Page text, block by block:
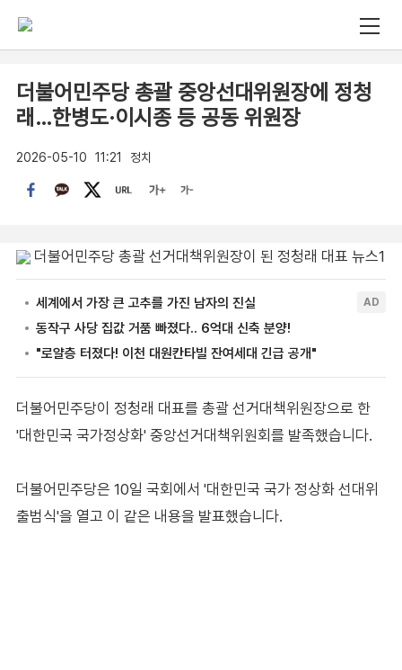
더불어민주당 총괄 중앙선대위원장에 정청
래…한병도·이시종 등 공동 위원장
2026-05-10 11:21 정치
더불어민주당 총괄 선거대책위원장이 된 정청래 대표 뉴스1
더불어민주당이 정청래 대표를 총괄 선거대책위원장으로 한
'대한민국 국가정상화' 중앙선거대책위원회를 발족했습니다.
더불어민주당은 10일 국회에서 '대한민국 국가 정상화 선대위
출범식'을 열고 이 같은 내용을 발표했습니다.